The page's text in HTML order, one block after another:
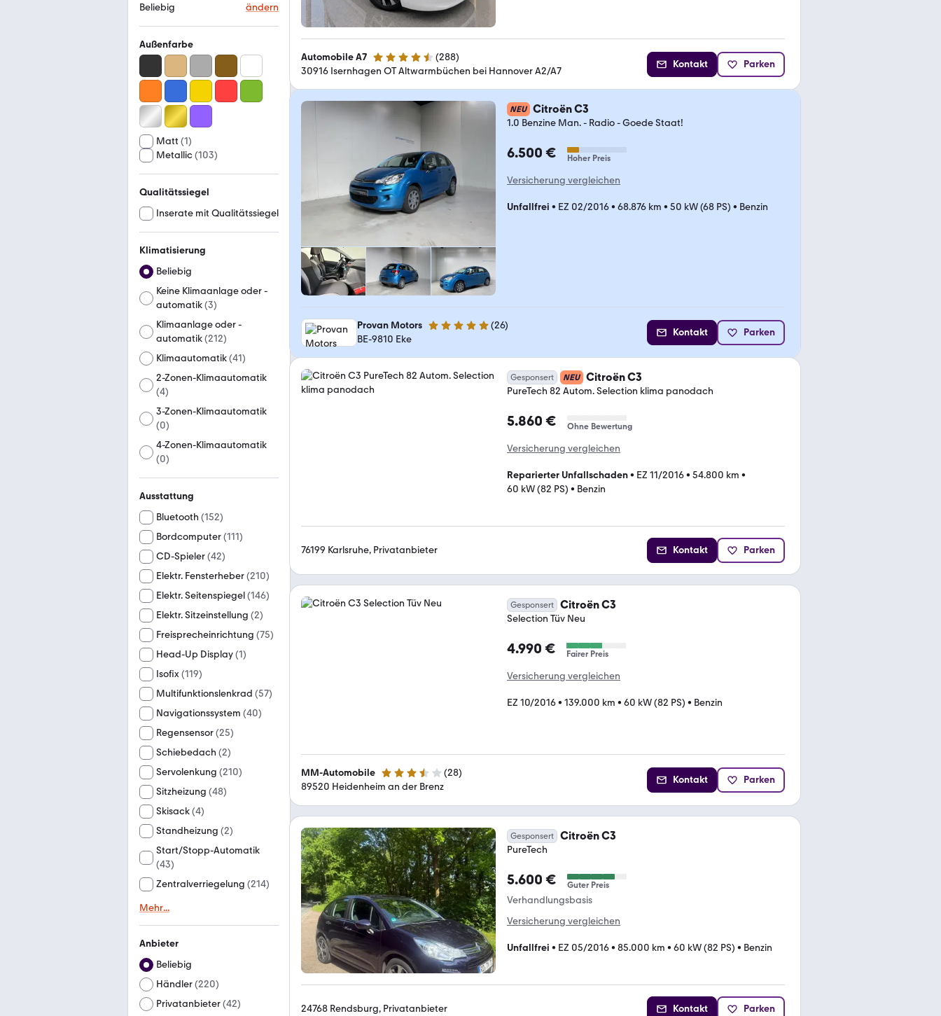
Beliebig
ändern
Außenfarbe
Matt (1)
Metallic(103)
Qualitätssiegel
Inserate mit Qualitätssiegel
Klimatisierung
Beliebig
Keine Klimaanlage oder -
automatik(3)
Klimaanlage oder -
automatik(212)
Klimaautomatik(41)
2-Zonen-Klimaautomatik
(4)
3-Zonen-Klimaautomatik
(0)
4-Zonen-Klimaautomatik
(0)
Ausstattung
Bluetooth (152)
Bordcomputer(111)
CD-Spieler(42)
Elektr. Fensterheber(210)
Elektr. Seitenspiegel(146)
Elektr. Sitzeinstellung (2)
Freisprecheinrichtung (75)
Head-Up Display(1)
Isofix(119)
Multifunktionslenkrad (57)
Navigationssystem (40)
Regensensor(25)
Schiebedach (2)
Servolenkung (210)
Sitzheizung (48)
Skisack(4)
Standheizung (2)
Start/Stopp-Automatik
(43)
Zentralverriegelung (214)
Mehr...
Anbieter
Beliebig
Händler(220)
Privatanbieter(42)
Automobile A7 4.7 Sterne (288)
30916 Isernhagen OT Altwarmbüchen bei Hannover A2/A7
Kontakt Parken
NEU Citroën C3
1.0 Benzine Man. - Radio - Goede Staat!
6.500 € Hoher Preis
Versicherung vergleichen
Unfallfrei • EZ 02/2016• 68.876 km • 50 kW (68 PS) • Benzin
Provan Motors 5 Sterne (26)
BE-9810 Eke
Kontakt Parken
Gesponsert NEU Citroën C3
PureTech 82 Autom. Selection klima panodach
5.860 € Ohne Bewertung
Versicherung vergleichen
Reparierter Unfallschaden• EZ 11/2016• 54.800 km •
60 kW (82 PS) • Benzin
76199 Karlsruhe, Privatanbieter Kontakt Parken
Gesponsert Citroën C3
Selection Tüv Neu
4.990 € Fairer Preis
Versicherung vergleichen
EZ 10/2016• 139.000 km • 60 kW (82 PS) • Benzin
MM-Automobile 3.3 Sterne (28)
89520 Heidenheim an der Brenz
Kontakt Parken
Gesponsert Citroën C3
PureTech
5.600 € Guter Preis
Verhandlungsbasis
Versicherung vergleichen
Unfallfrei • EZ 05/2016• 85.000 km • 60 kW (82 PS) • Benzin
24768 Rendsburg, Privatanbieter Kontakt Parken